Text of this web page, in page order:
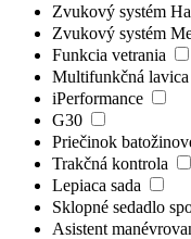
Zvukový systém
Zvukový systém
Funkcia vetrania
Multifunkčná lavica
iPerformance
G30
Priečinok
Trakčná kontrola
Lepiaca sada
Sklopné sedadlo
Asistent